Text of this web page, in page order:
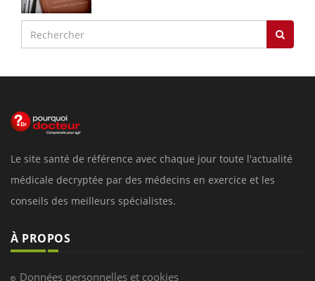
Le site santé de référence avec chaque jour toute l'actualité
médicale decryptée par des médecins en exercice et les
conseils des meilleurs spécialistes.
À PROPOS
Données personnelles et cookies